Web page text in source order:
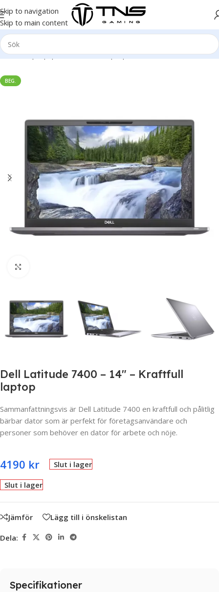
Skip to navigation
Skip to main content
Hem/Laptop | Bärbar dator/Laptop/Dell
BEG.
Dell Latitude 7400 – 14″ – Kraftfull
laptop
Sammanfattningsvis är Dell Latitude 7400 en kraftfull och pålitlig
bärbar dator som är perfekt för företagsanvändare och
personer som behöver en dator för arbete och nöje.
4190 kr Slut i lager
Slut i lager
Jämför Lägg till i önskelistan
Dela:
Specifikationer